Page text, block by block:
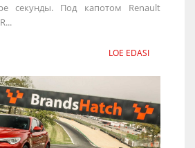
секунды. Под капотом Renault
LOE EDASI